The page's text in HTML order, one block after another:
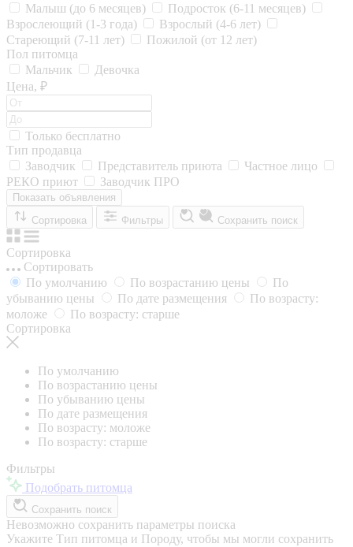
Малыш (до 6 месяцев)
Подросток (6-11 месяцев)
Взрослеющий (1-3 года)
Взрослый (4-6 лет)
Стареющий (7-11 лет)
Пожилой (от 12 лет)
Пол питомца
Мальчик
Девочка
Цена, ₽
Только бесплатно
Тип продавца
Заводчик
Представитель приюта
Частное лицо
РЕКО приют
Заводчик ПРО
Показать объявления
Сортировка
Фильтры Сохранить поиск
Сортировка
Сортировать
По умолчанию
По возрастанию цены
По
убыванию цены
По дате размещения
По возрасту:
моложе
По возрасту: старше
Сортировка
По умолчанию
По возрастанию цены
По убыванию цены
По дате размещения
По возрасту: моложе
По возрасту: старше
Фильтры
Подобрать питомца
Сохранить поиск
Невозможно сохранить параметры поиска
Укажите Тип питомца и Породу, чтобы мы могли сохранить